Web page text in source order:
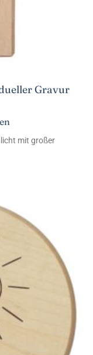
Gravur
mit großer